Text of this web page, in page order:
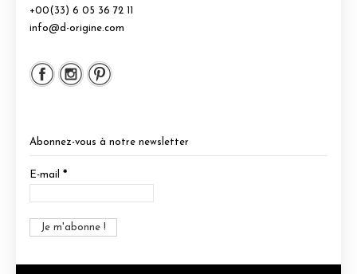
+00(33) 6 05 36 72 11
info@d-origine.com
Abonnez-vous à notre newsletter
E-mail *